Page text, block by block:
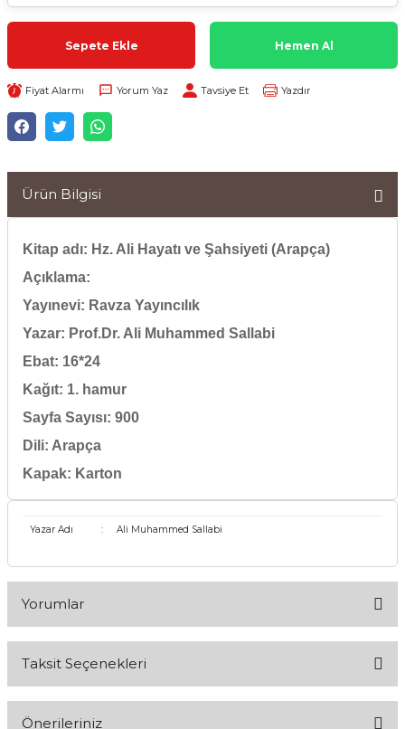
Sepete Ekle Hemen Al
Fiyat Alarmı Yorum Yaz Tavsiye Et Yazdır
Ürün Bilgisi
Kitap adı: Hz. Ali Hayatı ve Şahsiyeti (Arapça)
Açıklama:
Yayınevi: Ravza Yayıncılık
Yazar: Prof.Dr. Ali Muhammed Sallabi
Ebat: 16*24
Kağıt: 1. hamur
Sayfa Sayısı: 900
Dili: Arapça
Kapak: Karton
Yazar Adı : Ali Muhammed Sallabi
Yorumlar
Taksit Seçenekleri
Önerileriniz